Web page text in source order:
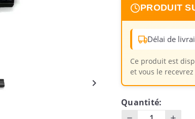

PRODUIT
Délai de
Ce produit est
et vous le
Quantité: